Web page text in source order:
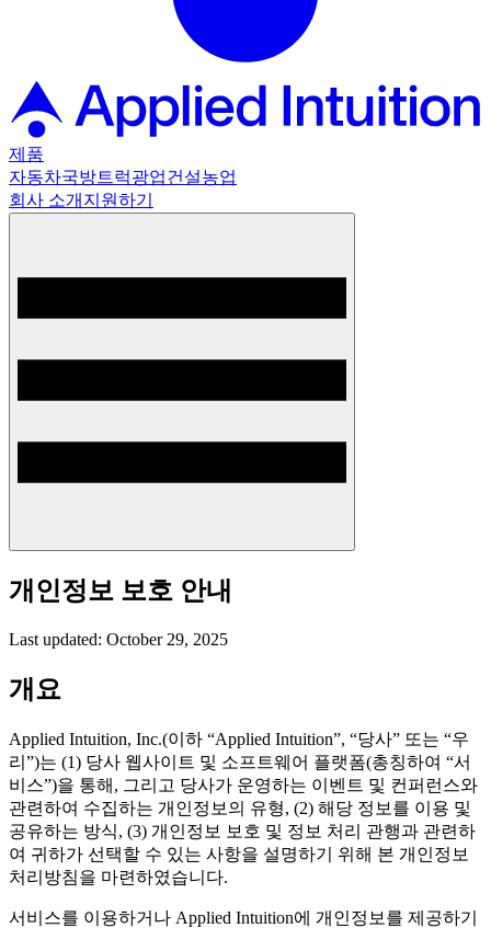
제품
자동차국방트럭광업건설농업
회사 소개 지원하기
개인정보 보호 안내
Last updated: October 29, 2025
개요
Applied Intuition, Inc.(이하 “Applied Intuition”, “당사” 또는 “우
리”)는 (1) 당사 웹사이트 및 소프트웨어 플랫폼(총칭하여 “서
비스”)을 통해, 그리고 당사가 운영하는 이벤트 및 컨퍼런스와
관련하여 수집하는 개인정보의 유형, (2) 해당 정보를 이용 및
공유하는 방식, (3) 개인정보 보호 및 정보 처리 관행과 관련하
여 귀하가 선택할 수 있는 사항을 설명하기 위해 본 개인정보
처리방침을 마련하였습니다.
서비스를 이용하거나 Applied Intuition에 개인정보를 제공하기